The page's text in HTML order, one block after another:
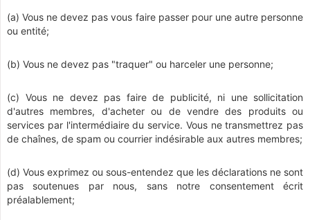
(a) Vous ne devez pas vous faire passer pour une autre personne
ou entité;
(b) Vous ne devez pas "traquer" ou harceler une personne;
(c) Vous ne devez pas faire de publicité, ni une sollicitation
d'autres membres, d'acheter ou de vendre des produits ou
services par l'intermédiaire du service. Vous ne transmettrez pas
de chaînes, de spam ou courrier indésirable aux autres membres;
(d) Vous exprimez ou sous-entendez que les déclarations ne sont
pas soutenues par nous, sans notre consentement écrit
préalablement;